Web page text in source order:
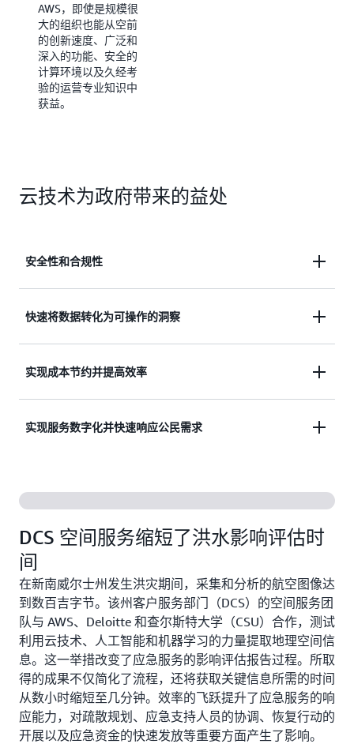
AWS，即使是规模很
大的组织也能从空前
的创新速度、广泛和
深入的功能、安全的
计算环境以及久经考
验的运营专业知识中
获益。
云技术为政府带来的益处
安全性和合规性
安全性是 AWS 的至高要务。我们世界一流的基础设
储机密数据、处理敏感交易和构建关键服务。
了解详情
快速将数据转化为可操作的洞察
打破孤岛，整合数据，以便进行分析，并根据洞察采
具有必要安全控制措施的同时，实现与外部公共部门
了解详情
实现成本节约并提高效率
通过从本地基础设施迁移到云端，政府机构通常可节
了解详情
实现服务数字化并快速响应公民需求
化和运营效率的提高。
了解详情
DCS 空间服务缩短了洪水影响评估时
间
在新南威尔士州发生洪灾期间，采集和分析的航空图像达
到数百吉字节。该州客户服务部门（DCS）的空间服务团
队与 AWS、Deloitte 和查尔斯特大学（CSU）合作，测试
利用云技术、人工智能和机器学习的力量提取地理空间信
息。这一举措改变了应急服务的影响评估报告过程。所取
得的成果不仅简化了流程，还将获取关键信息所需的时间
从数小时缩短至几分钟。效率的飞跃提升了应急服务的响
应能力，对疏散规划、应急支持人员的协调、恢复行动的
开展以及应急资金的快速发放等重要方面产生了影响。